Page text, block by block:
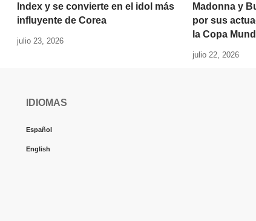
Index y se convierte en el idol más
influyente de Corea
julio 23, 2026
Madonna y
por sus
la Copa
julio 22, 2026
IDIOMAS
Español
English